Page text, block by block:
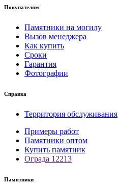
Покупателям
Памятники на могилу
Вызов менеджера
Как купить
Сроки
Гарантия
Фотографии
Справка
Территория обслуживания
Примеры работ
Памятники оптом
Купить памятник
Ограда 12213
Памятники